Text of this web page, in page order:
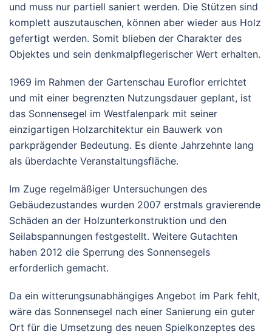
und muss nur partiell saniert werden. Die Stützen sind
komplett auszutauschen, können aber wieder aus Holz
gefertigt werden. Somit blieben der Charakter des
Objektes und sein denkmalpflegerischer Wert erhalten.
1969 im Rahmen der Gartenschau Euroflor errichtet
und mit einer begrenzten Nutzungsdauer geplant, ist
das Sonnensegel im Westfalenpark mit seiner
einzigartigen Holzarchitektur ein Bauwerk von
parkprägender Bedeutung. Es diente Jahrzehnte lang
als überdachte Veranstaltungsfläche.
Im Zuge regelmäßiger Untersuchungen des
Gebäudezustandes wurden 2007 erstmals gravierende
Schäden an der Holzunterkonstruktion und den
Seilabspannungen festgestellt. Weitere Gutachten
haben 2012 die Sperrung des Sonnensegels
erforderlich gemacht.
Da ein witterungsunabhängiges Angebot im Park fehlt,
wäre das Sonnensegel nach einer Sanierung ein guter
Ort für die Umsetzung des neuen Spielkonzeptes des